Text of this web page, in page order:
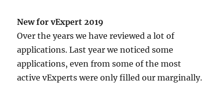
New for vExpert 2019
Over the years we have reviewed a lot of
applications. Last year we noticed some
applications, even from some of the most
active vExperts were only filled our marginally.